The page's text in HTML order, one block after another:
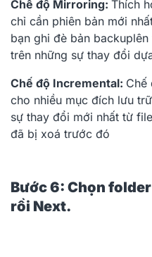
Chế độ Mirroring: Thích
chỉ cần phiên bản mới
bạn ghi đè bản
trên những sự thay đổi
Chế độ Incremental: Chế
cho nhiều mục đích lưu
sự thay đổi mới nhất từ
đã bị xoá trước đó
Bước 6: Chọn
rồi Next.